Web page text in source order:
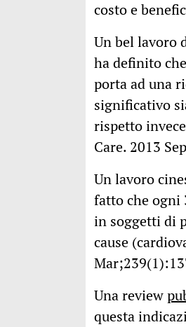
costo e
Un bel lavoro
ha definito
porta ad una
significativo
rispetto
Care. 2013
Un lavoro
fatto che ogni
in soggetti di
cause
Una review
questa